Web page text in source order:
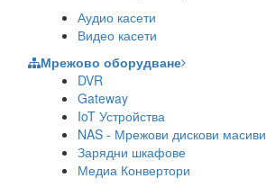
Аудио касети
Видео касети
Мрежово оборудване
DVR
Gateway
IoT Устройства
NAS - Мрежови дискови масиви
Зарядни шкафове
Медиа Конвертори